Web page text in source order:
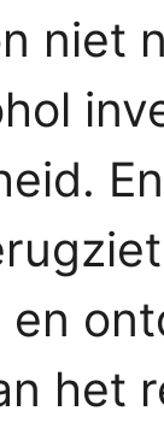
niet
en
het